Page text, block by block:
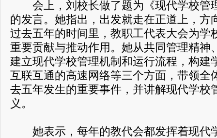
会上，刘校长做了题为《现代学校管
的发言。她指出，出发就走在正道上，方
过去五年的时间里，教职工代表大会为学
重要贡献与推动作用。她从共同管理精神
建立现代学校管理机制和运行流程，构建
互联互通的高速网络等三个方面，带领全
去五年发生的重要事件，并讲解现代学校
义。
她表示，每年的教代会都发挥着现代